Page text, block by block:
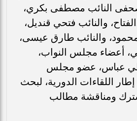
النائب مصطفى بكري،
والنائب فتحي قنديل،
والنائب طارق عيسى،
أعضاء مجلس النواب،
عباس، عضو مجلس
اللقاءات الدورية، لبحث
ومناقشة مطالب